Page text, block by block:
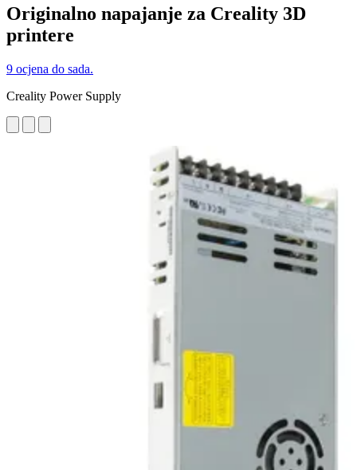
Originalno napajanje za Creality 3D
printere
9 ocjena do sada.
Creality Power Supply